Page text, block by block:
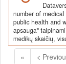
number of
public health and
apsauga"
medikų skaičių,
« <